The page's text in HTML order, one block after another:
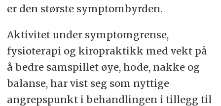
er den største symptombyrden.
Aktivitet under symptomgrense,
fysioterapi og kiropraktikk med vekt på
å bedre samspillet øye, hode, nakke og
balanse, har vist seg som nyttige
angrepspunkt i behandlingen i tillegg til